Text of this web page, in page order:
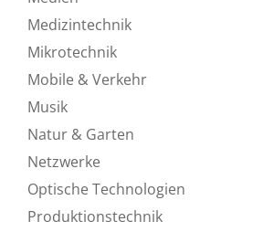
Medizintechnik
Mikrotechnik
Mobile & Verkehr
Musik
Natur & Garten
Netzwerke
Optische Technologien
Produktionstechnik